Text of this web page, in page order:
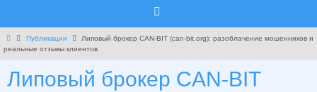
Главная
Публикации
Липовый брокер CAN-BIT (can-bit.org): разоблачение мошенников и
реальные отзывы клиентов
Липовый брокер CAN-BIT